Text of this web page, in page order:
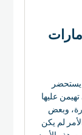
يستحضر
عليها
وبعض
لم يكن